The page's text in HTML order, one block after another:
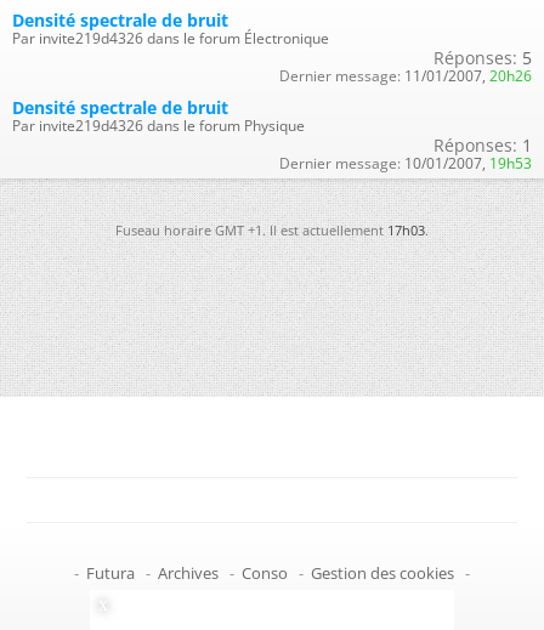
Densité spectrale de bruit
Par invite219d4326 dans le forum Électronique
Réponses: 5
Dernier message: 11/01/2007, 20h26
Densité spectrale de bruit
Par invite219d4326 dans le forum Physique
Réponses: 1
Dernier message: 10/01/2007, 19h53
Fuseau horaire GMT +1. Il est actuellement17h03.
- Futura - Archives - Conso - Gestion des cookies -